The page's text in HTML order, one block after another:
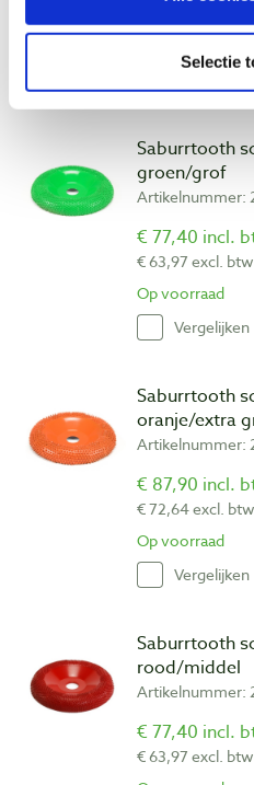
Selectie
Saburrtooth
groen/grof
Artikelnummer:
€ 77,40 incl.
€ 63,97 excl. btw
Op voorraad
Vergelijken
Saburrtooth
oranje/extra
Artikelnummer:
€ 87,90 incl.
€ 72,64 excl. btw
Op voorraad
Vergelijken
Saburrtooth
rood/middel
Artikelnummer:
€ 77,40 incl.
€ 63,97 excl. btw